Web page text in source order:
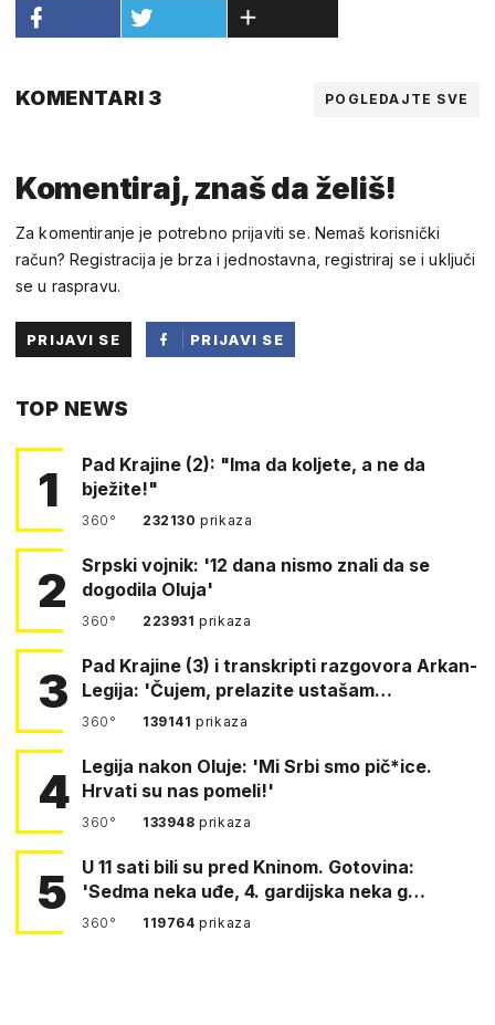
KOMENTARI 3 POGLEDAJTE SVE
Komentiraj, znaš da želiš!
Za komentiranje je potrebno prijaviti se. Nemaš korisnički
račun? Registracija je brza i jednostavna, registriraj se i uključi
se u raspravu.
PRIJAVI SE
PRIJAVI SE
TOP NEWS
1
Pad Krajine (2): "Ima da koljete, a ne da
bježite!"
360° 232130prikaza
2
Srpski vojnik: '12 dana nismo znali da se
dogodila Oluja'
360° 223931prikaza
3
Pad Krajine (3) i transkripti razgovora Arkan-
Legija: 'Čujem, prelazite ustašam…
360° 139141prikaza
4 Legija nakon Oluje: 'Mi Srbi smo pič*ice.
Hrvati su nas pomeli!'
360° 133948prikaza
5
U 11 sati bili su pred Kninom. Gotovina:
'Sedma neka uđe, 4. gardijska neka g…
360° 119764prikaza